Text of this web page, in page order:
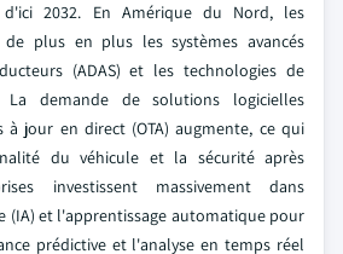
2032. En Amérique du Nord, les
plus en plus les systèmes avancés
(ADAS) et les technologies de
La demande de solutions logicielles
à jour en direct (OTA) augmente, ce qui
du véhicule et la sécurité après
investissent massivement dans
(IA) et l'apprentissage automatique pour
prédictive et l'analyse en temps réel